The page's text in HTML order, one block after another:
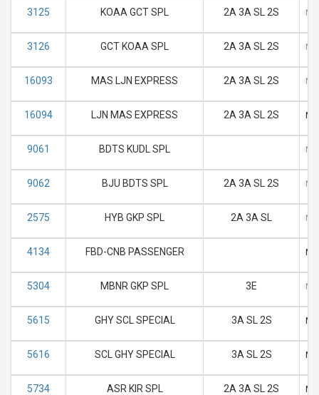
3125 KOAA GCT SPL 2A 3A SL 2S M
3126 GCT KOAA SPL 2A 3A SL 2S M
16093 MAS LJN EXPRESS 2A 3A SL 2S M
16094 LJN MAS EXPRESS 2A 3A SL 2S M
9061 BDTS KUDL SPL M
9062 BJU BDTS SPL 2A 3A SL 2S M
2575 HYB GKP SPL 2A 3A SL M
4134 FBD-CNB PASSENGER M
5304 MBNR GKP SPL 3E M
5615 GHY SCL SPECIAL 3A SL 2S M
5616 SCL GHY SPECIAL 3A SL 2S M
5734 ASR KIR SPL 2A 3A SL 2S M